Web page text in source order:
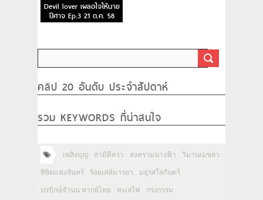
Devil lover เผลอใจให้นาย
ปีศาจ Ep.3 21 ต.ค. 58
คลิป 20 อันดับ ประจำสัปดาห์
รวม KEYWORDS ที่น่าสนใจ
เพลิงบุญ สามีตีตรา สงครามนางฟ้า วิมานเมขลา
ลิขิตแห่งจันทร์ ร้อยเล่ห์มารยา มธุรสโลกันตร์
ปรปักษ์จำนน พากย์ไทย ทะเลไฟ กรงกรรม